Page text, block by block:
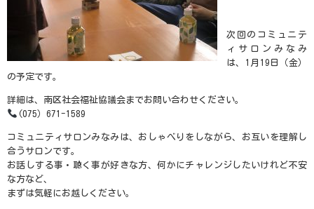
次回のコミュニテ
ィサロンみなみ
は、1月19日（金）
の予定です。
詳細は、南区社会福祉協議会までお問い合わせください。
(075）671-1589
コミュニティサロンみなみは、おしゃべりをしながら、お互いを理解し
合うサロンです。
お話しする事・聴く事が好きな方、何かにチャレンジしたいけれど不安
な方など、
まずは気軽にお越しください。